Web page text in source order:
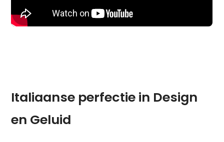
Italiaanse perfectie in Design
en Geluid